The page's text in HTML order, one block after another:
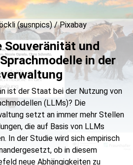
(susnpics) / Pixabay
Souveränität und
in der
ist der Staat bei der Nutzung von
(LLMs)? Die
setzt an immer mehr Stellen
die auf Basis von LLMs
In der Studie wird sich empirisch
ob in diesem
neue Abhängigkeiten zu